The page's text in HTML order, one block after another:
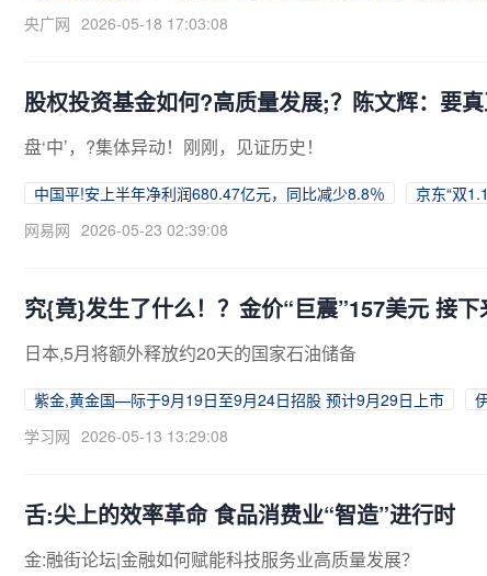
央广网 2026-05-18 17:03:08
股权投资基金如何?高质量发展;？陈文辉：要
盘‘中’，?集体异动！刚刚，见证历史！
中国平!安上半年净利润680.47亿元，同比减少8.8％
京东“双
网易网 2026-05-23 02:39:08
究{竟}发生了什么！？金价“巨震”157美元 接下
日本,5月将额外释放约20天的国家石油储备
紫金,黄金国—际于9月19日至9月24日招股 预计9月29日上市
学习网 2026-05-13 13:29:08
舌:尖上的效率革命 食品消费业“智造”进行时
金:融街论坛|金融如何赋能科技服务业高质量发展？